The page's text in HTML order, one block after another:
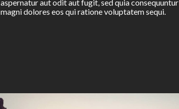
aspernatur aut odit aut fugit, sed quia consequuntur
magni dolores eos qui ratione voluptatem sequi.